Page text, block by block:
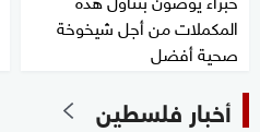
المكملات من أجل شيخوخة
صحية أفضل
أخبار فلسطين